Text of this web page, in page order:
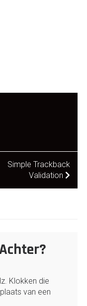
Simple Trackback
Validation
Klokken die
van een